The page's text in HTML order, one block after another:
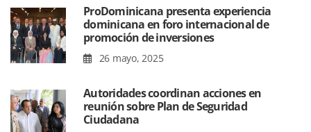
ProDominicana presenta experiencia
dominicana en foro internacional de
promoción de inversiones
26 mayo, 2025
Autoridades coordinan acciones en
reunión sobre Plan de Seguridad
Ciudadana